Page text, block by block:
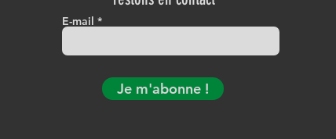
E-mail
Je m'abonne !